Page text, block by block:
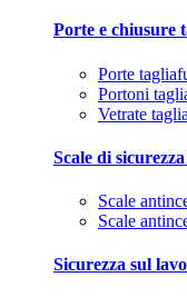
Porte e chiusure
Porte
Portoni
Vetrate
Scale di
Scale
Scale
Sicurezza sul